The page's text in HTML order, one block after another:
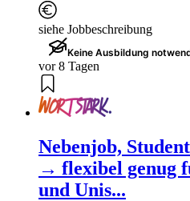
siehe Jobbeschreibung
Keine Ausbildung
vor 8 Tagen
Nebenjob,
→ flexibel genug
und Unis...